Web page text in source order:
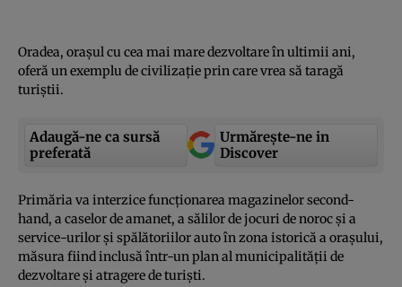
Oradea, oraşul cu cea mai mare dezvoltare în ultimii ani,
oferă un exemplu de civilizaţie prin care vrea să taragă
turiştii.
Adaugă-ne ca sursă
preferată
Urmărește-ne in
Discover
Primăria va interzice funcţionarea magazinelor second-
hand, a caselor de amanet, a sălilor de jocuri de noroc şi a
service-urilor şi spălătoriilor auto în zona istorică a oraşului,
măsura fiind inclusă într-un plan al municipalităţii de
dezvoltare şi atragere de turişti.